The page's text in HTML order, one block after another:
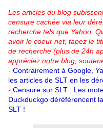
Les articles du blog
censure cachée via leur
recherche tels que Yahoo,
avoir le coeur net, tapez le
de recherche (plus de 24h
appréciez notre blog,
- Contrairement à Google,
les articles de SLT en les
- Censure sur SLT : Les
Duckduckgo déréférencent
SLT !